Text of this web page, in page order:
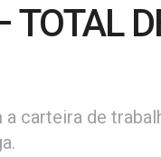
carteira de